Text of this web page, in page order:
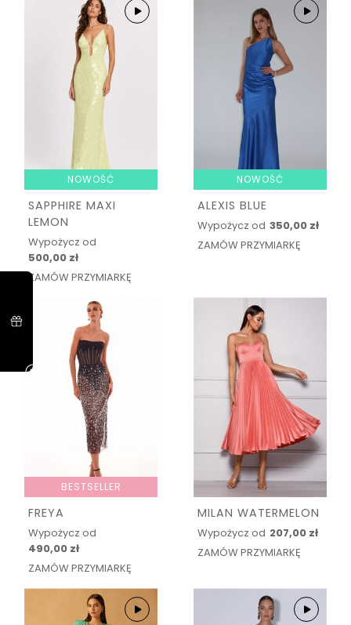
NOWOŚĆ
SAPPHIRE MAXI
LEMON
Wypożycz od
500,00 zł
ZAMÓW PRZYMIARKĘ
NOWOŚĆ
ALEXIS BLUE
Wypożycz od 350,00 zł
ZAMÓW PRZYMIARKĘ
BESTSELLER
FREYA
Wypożycz od
490,00 zł
ZAMÓW PRZYMIARKĘ
MILAN WATERMELON
Wypożycz od 207,00 zł
ZAMÓW PRZYMIARKĘ